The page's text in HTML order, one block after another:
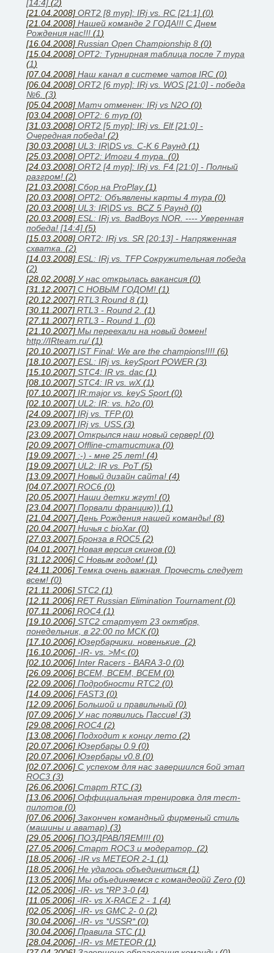
[14:4] (2)
[21.04.2008] ORT2 [8 тур]: IRj vs. RC [21:1] (0)
[21.04.2008] Нашей команде 2 ГОДА!!! С Днем
Рождения нас!!! (1)
[16.04.2008] Russian Open Championship 8 (0)
[15.04.2008] ОРТ2: Турнирная таблица после 7 тура
(1)
[07.04.2008] Наш канал в системе чатов IRC (0)
[06.04.2008] ORT2 [6 тур]: IRj vs. WOS [21:0] - победа
№6. (3)
[05.04.2008] Матч отменен: IRj vs N2O (0)
[03.04.2008] ОРТ2: 6 тур (0)
[31.03.2008] ORT2 [5 тур]: IRj vs. Elf [21:0] -
Очередная победа! (2)
[30.03.2008] UL3: IR|DS vs. C-K 6 Раунд (1)
[25.03.2008] ОРТ2: Итоги 4 тура. (0)
[24.03.2008] ORT2 [4 тур]: IRj vs. F4 [21:0] - Полный
разгром! (2)
[21.03.2008] Сбор на ProPlay(1)
[20.03.2008] ОРТ2: Объявлены карты 4 тура (0)
[20.03.2008] UL3: IR|DS vs. BCZ 5 Раунд (0)
[20.03.2008] ESL: IRj vs. BadBoys NOR. ---- Уверенная
победа! [14:4] (5)
[15.03.2008] ORT2: IRj vs. SR [20:13] - Напряженная
схватка. (2)
[14.03.2008] ESL: IRj vs. TFP Сокружительная победа
(2)
[28.02.2008] У нас открылась вакансия (0)
[31.12.2007] С НОВЫМ ГОДОМ! (1)
[20.12.2007] RTL3 Round 8 (1)
[30.11.2007] RTL3 - Round 2. (1)
[27.11.2007] RTL3 - Round 1. (0)
[21.10.2007] Мы переехали на новый домен!
http://IRteam.ru/(1)
[20.10.2007] IST Final: We are the champions!!!! (6)
[18.10.2007] ESL: IRj vs. keySport POWER (3)
[15.10.2007] STC4: IR vs. dac (1)
[08.10.2007] STC4: IR vs. wX(1)
[07.10.2007] IR:major vs. keyS Sport(0)
[02.10.2007] UL2: IR: vs. h2o (0)
[24.09.2007] IRj vs. TFP(0)
[23.09.2007] IRj vs. USS (3)
[23.09.2007] Открылся наш новый сервер! (0)
[20.09.2007] Offline-статистика (0)
[19.09.2007] :-) - мне 25 лет! (4)
[19.09.2007] UL2: IR vs. PoT(5)
[13.09.2007] Новый дизайн сайта! (4)
[04.07.2007] ROC6 (0)
[20.05.2007] Наши детки жгут! (0)
[23.04.2007] Порвали францию)) (1)
[21.04.2007] День Рождения нашей команды! (8)
[20.04.2007] Ничья с bioXar (0)
[27.03.2007] Бронза в ROC5 (2)
[04.01.2007] Новая версия скинов (0)
[31.12.2006] C Новым годом! (1)
[24.11.2006] Темка очень важная. Прочесть следует
всем! (0)
[21.11.2006] STC2 (1)
[12.11.2006] RET Russian Elimination Tournament(0)
[07.11.2006] ROC4 (1)
[19.10.2006] STC2 стартует 23 октября,
понедельник, в 22:00 по МСК(0)
[17.10.2006] Юзербарчики. новенькие. (2)
[16.10.2006] -IR- vs. >M< (0)
[02.10.2006] Inter Racers - BARA 3-0 (0)
[26.09.2006] ВСЕМ, ВСЕМ, ВСЕМ (0)
[22.09.2006] Подробности RTC2 (0)
[14.09.2006] FAST3 (0)
[12.09.2006] Большой и правильный (0)
[07.09.2006] У нас появились Паcсив! (3)
[29.08.2006] ROC4 (2)
[13.08.2006] Подходит к концу лето (2)
[20.07.2006] Юзербары 0.9 (0)
[20.07.2006] Юзербары v0.8 (0)
[02.07.2006] С успехом для нас завершился 6ой этап
ROC3 (3)
[26.06.2006] Cтарт RTC (3)
[13.06.2006] Оффициальная тренировка для тест-
пилотов (0)
[07.06.2006] Закончен командный фирменый стиль
(машины и аватар) (3)
[29.05.2006] ПОЗДРАВЛЯЕМ!!! (0)
[27.05.2006] Старт ROC3 и модератор. (2)
[18.05.2006] -IR vs METEOR 2-1 (1)
[18.05.2006] Не удалось объединиться (1)
[13.05.2006] Мы объединяемся с командеойй Zero (0)
[12.05.2006] -IR- vs *RP 3-0 (4)
[11.05.2006] -IR- vs X-RACE 2 - 1 (4)
[02.05.2006] -IR- vs GMC 2- 0 (2)
[30.04.2006] -IR- vs *USSR*(0)
[30.04.2006] Правила STC (1)
[28.04.2006] -IR- vs METEOR (1)